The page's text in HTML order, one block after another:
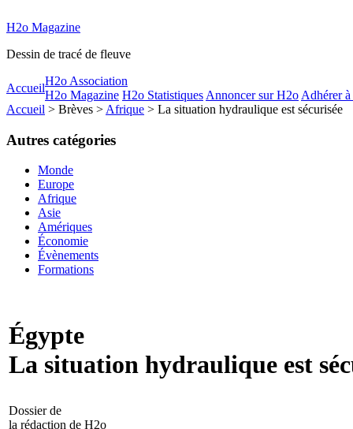
H2o Magazine
Dessin de tracé de fleuve
Accueil
H2o Association
H2o Magazine H2o Statistiques Annoncer sur H2o Adhérer
Accueil > Brèves > Afrique > La situation hydraulique est sécurisée
Autres catégories
Monde
Europe
Afrique
Asie
Amériques
Économie
Évènements
Formations
Égypte
La situation hydraulique est
Dossier de
la rédaction de H2o